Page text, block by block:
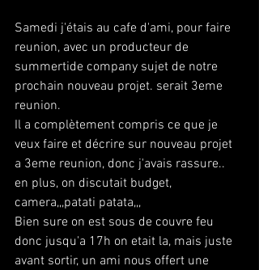
Samedi j'étais au cafe d'ami, pour faire
reunion, avec un producteur de
summertide company sujet de notre
prochain nouveau projet. serait 3eme
reunion.
Il a complètement compris ce que je
veux faire et décrire sur nouveau projet
a 3eme reunion, donc j'avais rassure..
en plus, on discutait budget,
camera,,,patati patata,,,
Bien sure on est sous de couvre feu
donc jusqu'a 17h on etait la, mais juste
avant sortir, un ami nous offert une